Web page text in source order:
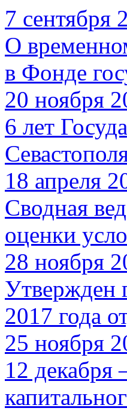
7 сентября
О
в Фонде
20 ноября
6 лет
18 апреля
Сводная
оценки
28 ноября
Утвержден
2017 года
25 ноября
12 декабря